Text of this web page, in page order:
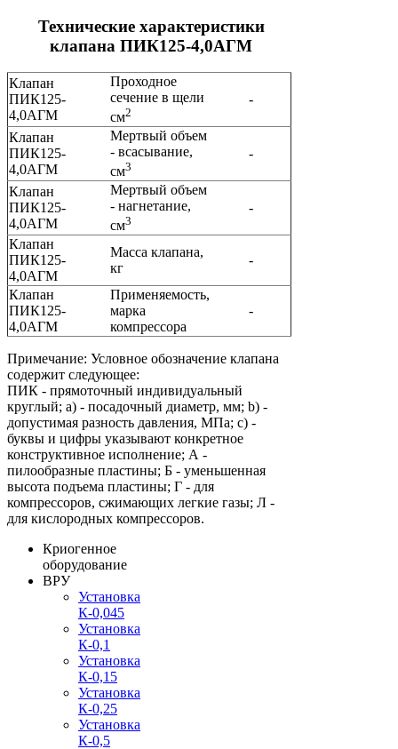
Технические характеристики
клапана ПИК125-4,0АГМ
Клапан
ПИК125-
4,0АГМ
Проходное
сечение в щели
см2
-
Клапан
ПИК125-
4,0АГМ
Мертвый объем
- всасывание,
см3
-
Клапан
ПИК125-
4,0АГМ
Мертвый объем
- нагнетание,
см3
-
Клапан
ПИК125-
4,0АГМ
Масса клапана,
кг
-
Клапан
ПИК125-
4,0АГМ
Применяемость,
марка
компрессора
-
Примечание: Условное обозначение клапана
содержит следующее:
ПИК - прямоточный индивидуальный
круглый; a) - посадочный диаметр, мм; b) -
допустимая разность давления, МПа; c) -
буквы и цифры указывают конкретное
конструктивное исполнение; А -
пилообразные пластины; Б - уменьшенная
высота подъема пластины; Г - для
компрессоров, сжимающих легкие газы; Л -
для кислородных компрессоров.
Криогенное
оборудование
ВРУ
Установка
К-0,045
Установка
К-0,1
Установка
К-0,15
Установка
К-0,25
Установка
К-0,5